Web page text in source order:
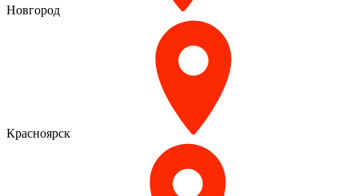
Новгород
Красноярск